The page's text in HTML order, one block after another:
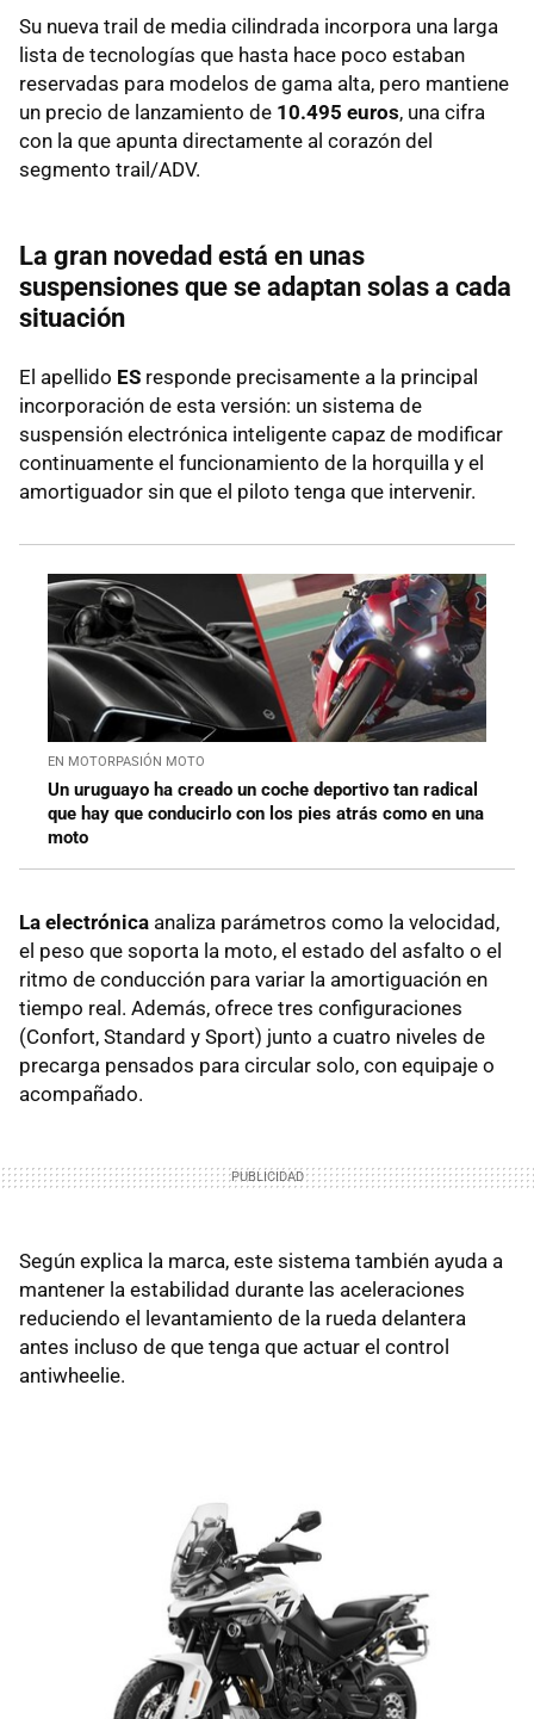
Su nueva trail de media cilindrada incorpora una larga
lista de tecnologías que hasta hace poco estaban
reservadas para modelos de gama alta, pero mantiene
un precio de lanzamiento de 10.495 euros, una cifra
con la que apunta directamente al corazón del
segmento trail/ADV.
La gran novedad está en unas
suspensiones que se adaptan solas a cada
situación
El apellido ES responde precisamente a la principal
incorporación de esta versión: un sistema de
suspensión electrónica inteligente capaz de modificar
continuamente el funcionamiento de la horquilla y el
amortiguador sin que el piloto tenga que intervenir.
EN MOTORPASIÓN MOTO
Un uruguayo ha creado un coche deportivo tan radical
que hay que conducirlo con los pies atrás como en una
moto
La electrónica analiza parámetros como la velocidad,
el peso que soporta la moto, el estado del asfalto o el
ritmo de conducción para variar la amortiguación en
tiempo real. Además, ofrece tres configuraciones
(Confort, Standard y Sport) junto a cuatro niveles de
precarga pensados para circular solo, con equipaje o
acompañado.
Según explica la marca, este sistema también ayuda a
mantener la estabilidad durante las aceleraciones
reduciendo el levantamiento de la rueda delantera
antes incluso de que tenga que actuar el control
antiwheelie.